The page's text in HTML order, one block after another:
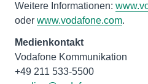
Weitere Informationen:
oder www.vodafone.com.
Medienkontakt
Vodafone Kommunikation